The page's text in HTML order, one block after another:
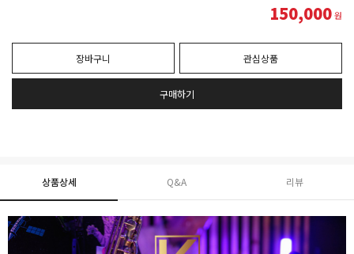
150,000원
장바구니 관심상품
구매하기
상품상세 Q&A 리뷰